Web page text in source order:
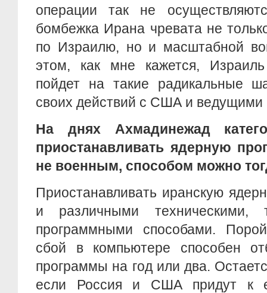
операции так не
бомбежка Ирана чревата не
по Израилю, но и масштабной
этом, как мне кажется,
пойдет на такие радикальные
своих действий с США и
На днях Ахмадинежад
приостанавливать ядерную
не военным, способом можно
Приостанавливать иранскую
и различными техническими,
программными способами.
сбой в компьютере способен
программы на год или два.
если Россия и США придут к